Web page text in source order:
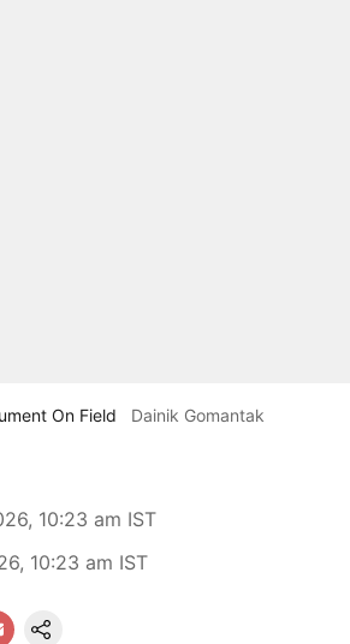
On Field Dainik Gomantak
10:23 am IST
10:23 am IST